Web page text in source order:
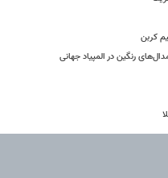
کربن
رنگین در المپیاد جهانی